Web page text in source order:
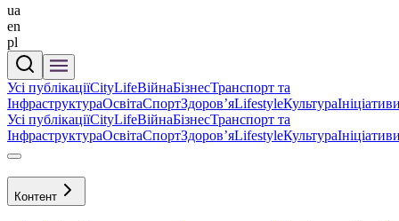
ua
en
pl
Усі публікаціїCityLifeВійнаБізнесТранспорт та
ІнфраструктураОсвітаСпортЗдоровʼяLifestyleКультура
Усі публікаціїCityLifeВійнаБізнесТранспорт та
ІнфраструктураОсвітаСпортЗдоровʼяLifestyleКультура
Контент